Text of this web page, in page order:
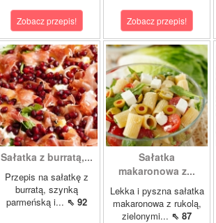
Zobacz przepis! Zobacz przepis!
Sałatka z burratą,...
Przepis na sałatkę z
burratą, szynką
parmeńską i... ⇖ 92
Sałatka
makaronowa z...
Lekka i pyszna sałatka
makaronowa z rukolą,
zielonymi... ⇖ 87